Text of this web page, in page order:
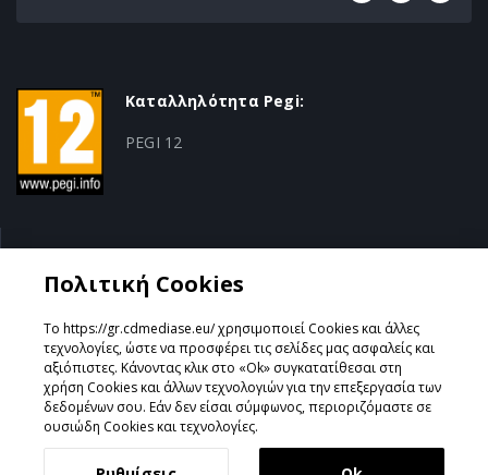
Καταλληλότητα Pegi:
PEGI 12
RPG
Σχεδιάστηκε & Υλοποιήθηκε απόGeeSmo - Internet
Transformation
Πολιτική Cookies
Το https://gr.cdmediase.eu/ χρησιμοποιεί Cookies και άλλες
τεχνολογίες, ώστε να προσφέρει τις σελίδες μας ασφαλείς και
αξιόπιστες. Κάνοντας κλικ στο «Ok» συγκατατίθεσαι στη
χρήση Cookies και άλλων τεχνολογιών για την επεξεργασία των
δεδομένων σου. Εάν δεν είσαι σύμφωνος, περιοριζόμαστε σε
ουσιώδη Cookies και τεχνολογίες.